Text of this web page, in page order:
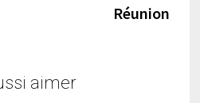
Réunion
aimer